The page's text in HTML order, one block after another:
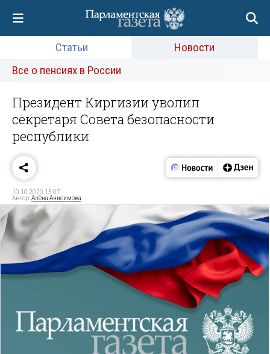
Статьи
Новости
Все о пенсиях в России
Президент Киргизии уволил
секретаря Совета безопасности
республики
10.10.2020 15:07
Автор:Алёна Анисимова